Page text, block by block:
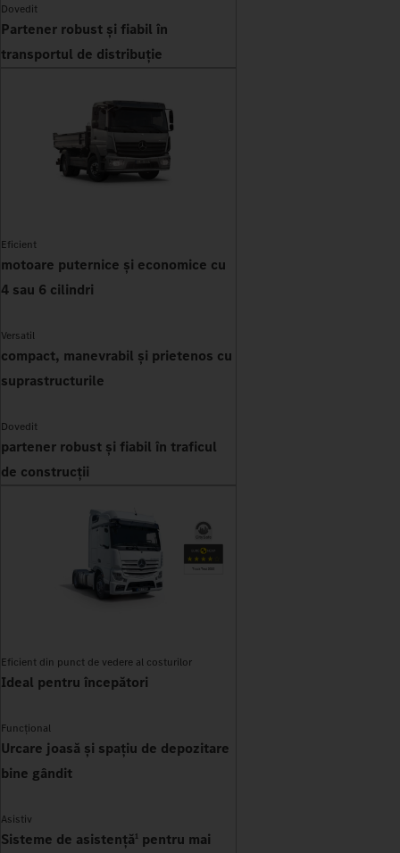
Dovedit
Partener robust și fiabil în
transportul de distribuție
Eficient
motoare puternice și economice cu
4 sau 6 cilindri
Versatil
compact, manevrabil și prietenos cu
suprastructurile
Dovedit
partener robust și fiabil în traficul
de construcții
Eficient din punct de vedere al costurilor
Ideal pentru începători
Funcțional
Urcare joasă și spațiu de depozitare
bine gândit
Asistiv
Sisteme de asistență1 pentru mai